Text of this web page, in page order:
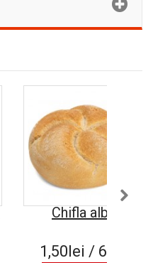
Chifla alba
1,50lei / 60 g